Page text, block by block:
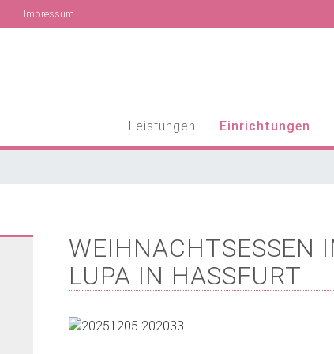
Impressum
Leistungen Einrichtungen
WEIHNACHTSESSEN
LUPA IN HASSFURT